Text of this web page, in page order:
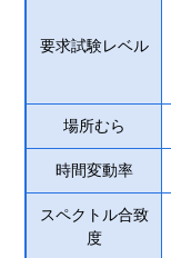
要求試験レベル
場所むら
時間変動率
スペクトル合致
度